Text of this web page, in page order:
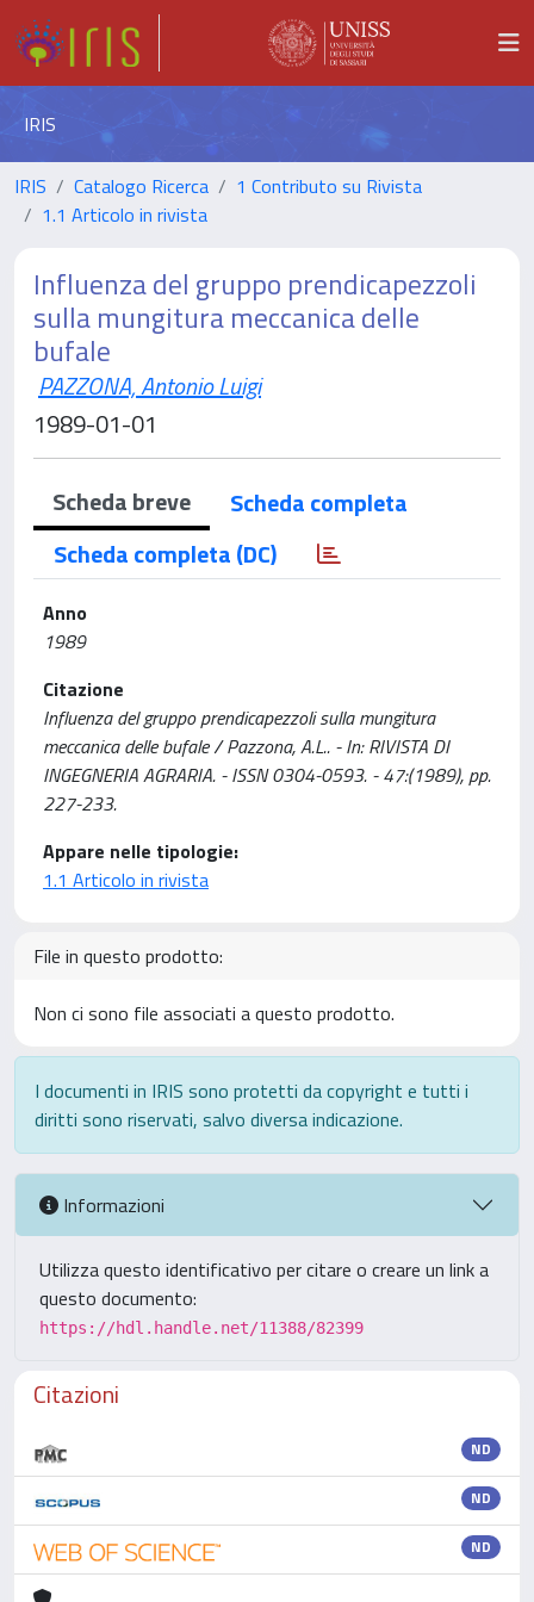
IRIS
IRIS Catalogo Ricerca
1 Contributo su Rivista
1.1 Articolo in rivista
Influenza del gruppo prendicapezzoli
sulla mungitura meccanica delle
bufale
PAZZONA, Antonio Luigi
1989-01-01
Scheda breve
Scheda completa
Scheda completa (DC)
Anno
1989
Citazione
Influenza del gruppo prendicapezzoli sulla mungitura
meccanica delle bufale / Pazzona, A.L.. - In: RIVISTA DI
INGEGNERIA AGRARIA. - ISSN 0304-0593. - 47:(1989), pp.
227-233.
Appare nelle tipologie:
1.1 Articolo in rivista
File in questo prodotto:
Non ci sono file associati a questo prodotto.
I documenti in IRIS sono protetti da copyright e tutti i
diritti sono riservati, salvo diversa indicazione.
Informazioni
Utilizza questo identificativo per citare o creare un link a
questo documento:
https://hdl.handle.net/11388/82399
Citazioni
ND
ND
ND